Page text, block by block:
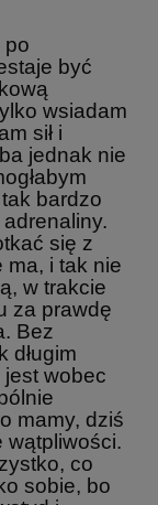
być
wsiadam
sił i
jednak nie
bardzo
się z
ma, i tak nie
w trakcie
za prawdę
Bez
długim
jest wobec
mamy, dziś
wątpliwości.
co
sobie, bo